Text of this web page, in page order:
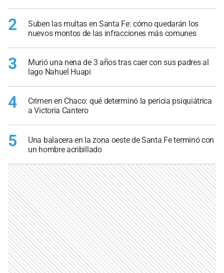
2
Suben las multas en Santa Fe: cómo quedarán los
nuevos montos de las infracciones más comunes
3
Murió una nena de 3 años tras caer con sus padres al
lago Nahuel Huapi
4
Crimen en Chaco: qué determinó la pericia psiquiátrica
a Victoria Cantero
5
Una balacera en la zona oeste de Santa Fe terminó con
un hombre acribillado